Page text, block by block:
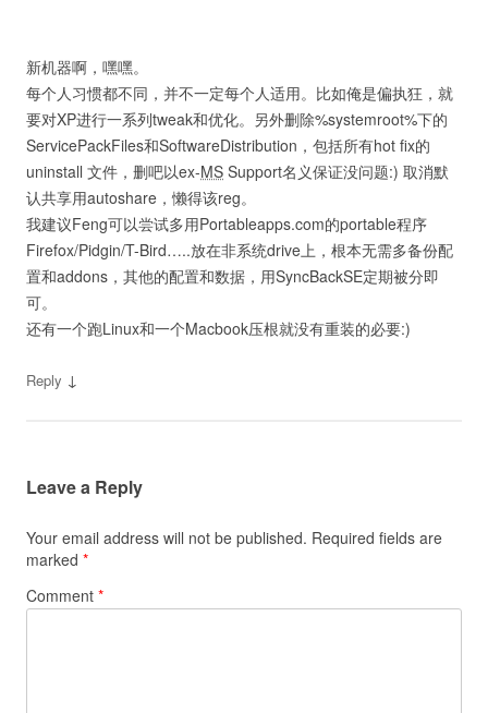
新机器啊，嘿嘿。
每个人习惯都不同，并不一定每个人适用。比如俺是偏执狂，就
要对XP进行一系列tweak和优化。另外删除%systemroot%下的
ServicePackFiles和SoftwareDistribution，包括所有hot fix的
uninstall 文件，删吧以ex-MS Support名义保证没问题:) 取消默
认共享用autoshare，懒得该reg。
我建议Feng可以尝试多用Portableapps.com的portable程序
Firefox/Pidgin/T-Bird…..放在非系统drive上，根本无需多备份配
置和addons，其他的配置和数据，用SyncBackSE定期被分即
可。
还有一个跑Linux和一个Macbook压根就没有重装的必要:)
Reply ↓
Leave a Reply
Your email address will not be published. Required fields are
marked *
Comment *